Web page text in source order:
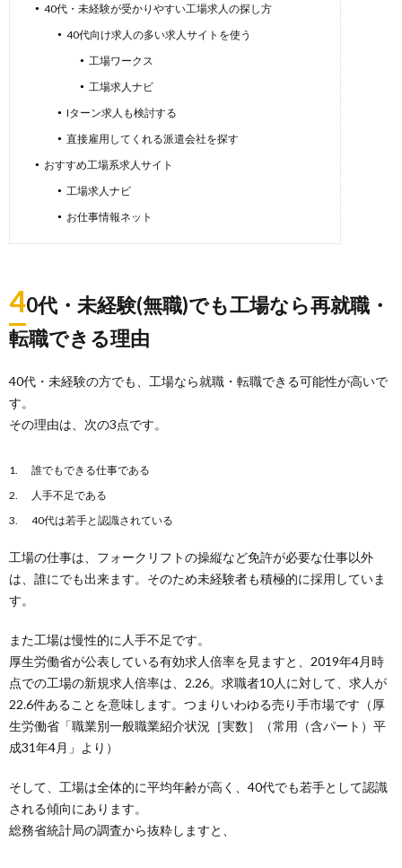
40代・未経験が受かりやすい工場求人の探し方
40代向け求人の多い求人サイトを使う
工場ワークス
工場求人ナビ
Iターン求人も検討する
直接雇用してくれる派遣会社を探す
おすすめ工場系求人サイト
工場求人ナビ
お仕事情報ネット
40代・未経験(無職)でも工場なら再就職・
転職できる理由
40代・未経験の方でも、工場なら就職・転職できる可能性が高いで
す。
その理由は、次の3点です。
誰でもできる仕事である
人手不足である
40代は若手と認識されている
工場の仕事は、フォークリフトの操縦など免許が必要な仕事以外
は、誰にでも出来ます。そのため未経験者も積極的に採用していま
す。
また工場は慢性的に人手不足です。
厚生労働省が公表している有効求人倍率を見ますと、2019年4月時
点での工場の新規求人倍率は、2.26。求職者10人に対して、求人が
22.6件あることを意味します。つまりいわゆる売り手市場です（厚
生労働省「職業別一般職業紹介状況［実数］（常用（含パート）平
成31年4月」より）
そして、工場は全体的に平均年齢が高く、40代でも若手として認識
される傾向にあります。
総務省統計局の調査から抜粋しますと、